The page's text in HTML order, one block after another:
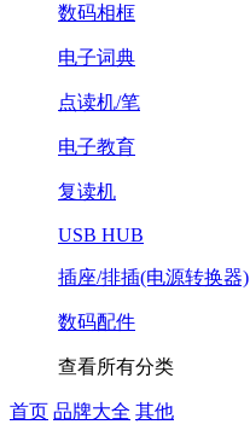
数码相框
电子词典
点读机/笔
电子教育
复读机
USB HUB
插座/排插(电源转换器)
数码配件
查看所有分类
首页 品牌大全 其他